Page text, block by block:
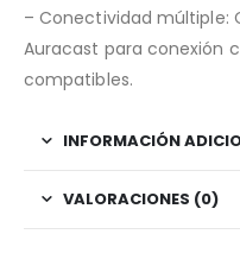
– Conectividad múltiple:
Auracast para conexión
compatibles.
INFORMACIÓN
VALORACIONES (0)